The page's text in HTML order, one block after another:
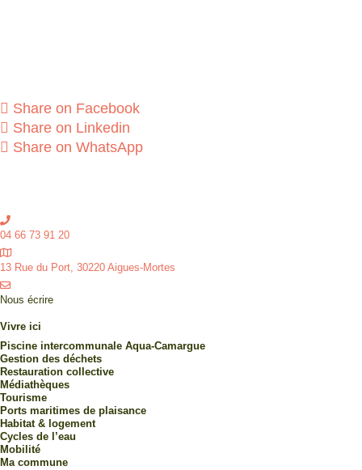
Share on Facebook
Share on Linkedin
Share on WhatsApp
04 66 73 91 20
13 Rue du Port, 30220 Aigues-Mortes
Nous écrire
Vivre ici
Piscine intercommunale Aqua-Camargue
Gestion des déchets
Restauration collective
Médiathèques
Tourisme
Ports maritimes de plaisance
Habitat & logement
Cycles de l’eau
Mobilité
Ma commune